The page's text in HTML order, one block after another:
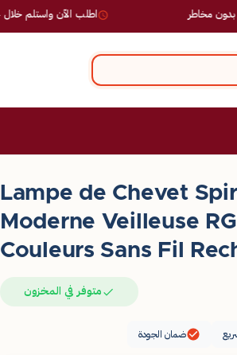
اطلب الآن واستلم خلال 24-72 ساعة
Lampe de Chevet
Moderne Veilleuse
Couleurs Sans Fil
متوفر في المخزون
ضمان الجودة